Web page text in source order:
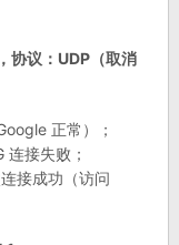
协议：UDP（取消
正常）；
接失败；
接成功（访问